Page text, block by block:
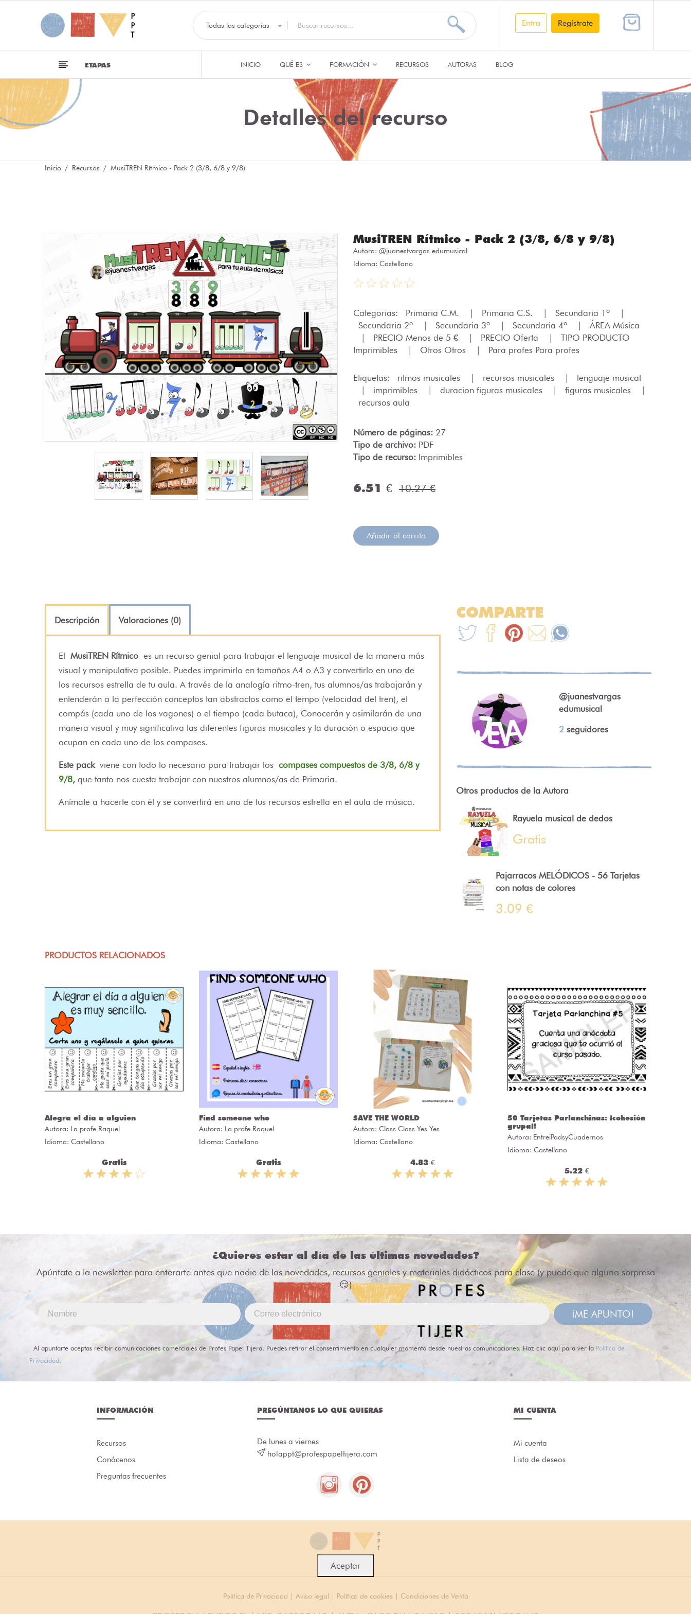
Todas las categorías Entra Regístrate
ETAPAS INICIO QUÉ ES FORMACIÓN RECURSOS AUTORAS BLOG
Detalles del recurso
Inicio Recursos MusiTREN Rítmico - Pack 2 (3/8, 6/8 y 9/8)
MusiTREN Rítmico - Pack 2 (3/8, 6/8 y 9/8)
Autora: @juanestvargas edumusical
Idioma: Castellano
Categorias: Primaria C.M. Primaria C.S. Secundaria 1º
Secundaria 2º
Secundaria 3º Secundaria 4º
ÁREA Música
PRECIO Menos de 5 € PRECIO Oferta
TIPO PRODUCTO
Imprimibles
Otros Otros Para profes Para profes
Etiquetas: ritmos musicales recursos musicales
lenguaje musical
imprimibles duracion figuras musicales figuras musicales
recursos aula
Número de páginas: 27
Tipo de archivo: PDF
Tipo de recurso: Imprimibles
6.51 € 10.27 €
Añadir al carrito
Descripción Valoraciones (0)
El MusiTREN Rítmico es un recurso genial para trabajar el lenguaje musical de la manera más
visual y manipulativa posible. Puedes imprimirlo en tamaños A4 o A3 y convertirlo en uno de
los recursos estrella de tu aula. A través de la analogía ritmo-tren, tus alumnos/as trabajarán y
entenderán a la perfección conceptos tan abstractos como el tempo (velocidad del tren), el
compás (cada uno de los vagones) o el tiempo (cada butaca), Conocerán y asimilarán de una
manera visual y muy significativa las diferentes figuras musicales y la duración o espacio que
ocupan en cada uno de los compases.
Este packviene con todo lo necesario para trabajar los compases compuestos de 3/8, 6/8 y
9/8, que tanto nos cuesta trabajar con nuestros alumnos/as de Primaria.
Anímate a hacerte con él y se convertirá en uno de tus recursos estrella en el aula de música.
COMPARTE
@juanestvargas
edumusical
2 seguidores
Otros productos de la Autora
Rayuela musical de dedos
Gratis
Pajarracos MELÓDICOS - 56 Tarjetas
con notas de colores
3.09 €
PRODUCTOS RELACIONADOS
Alegra el día a alguien
Autora: La profe Raquel
Idioma: Castellano
Gratis
Find someone who
Autora: La profe Raquel
Idioma: Castellano
Gratis
SAVE THE WORLD
Autora: Class Class Yes Yes
Idioma: Castellano
4.83 €
50 Tarjetas Parlanchinas: ¡cohesión
grupal!
Autora: EntreiPadsyCuadernos
Idioma: Castellano
5.22 €
¿Quieres estar al día de las últimas novedades?
Apúntate a la newsletter para enterarte antes que nadie de las novedades, recursos geniales y materiales didácticos para clase (y puede que alguna sorpresa
😏)
¡ME APUNTO!
Al apuntarte aceptas recibir comunicaciones comerciales de Profes Papel Tijera. Puedes retirar el consentimiento en cualquier momento desde nuestras comunicaciones. Haz clic aquí para ver la Política de
Privacidad.
INFORMACIÓN
Recursos
Conócenos
Preguntas frecuentes
PREGÚNTANOS LO QUE QUIERAS
De lunes a viernes
holappt@profespapeltijera.com
MI CUENTA
Mi cuenta
Lista de deseos
Política de Privacidad | Aviso legal | Política de cookies | Condiciones de Venta
Aceptar